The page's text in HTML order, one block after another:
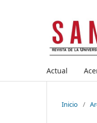
Actual
Inicio /